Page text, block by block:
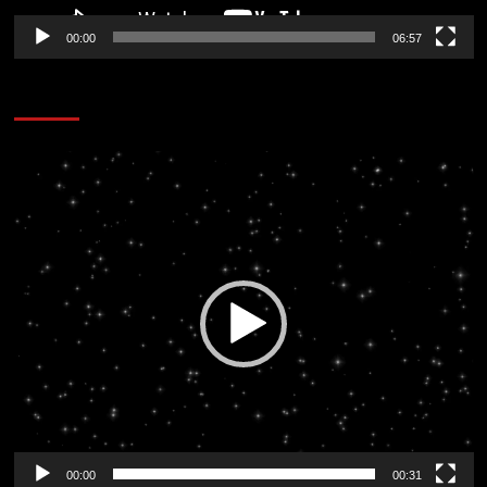
00:00 06:57
Reproductor
vídeo
00:00 00:31